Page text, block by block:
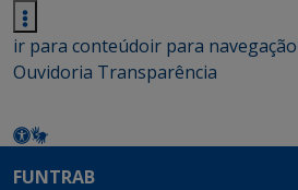
ir para conteúdoir para navegação
Ouvidoria Transparência
FUNTRAB